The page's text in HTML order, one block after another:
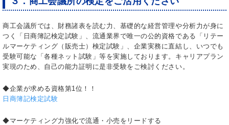
商工会議所では、財務諸表を読む力、基礎的な経営管理や分析力が身に
つく「日商簿記検定試験」、流通業界で唯一の公的資格である「リテー
ルマーケティング（販売士）検定試験」、企業実務に直結し、いつでも
受験可能な「各種ネット試験」等を実施しております。キャリアプラン
実現のため、自己の能力証明に是非受験をご検討ください。
◆企業が求める資格第1位！！
日商簿記検定試験
◆マーケティング力強化で流通・小売をリードする